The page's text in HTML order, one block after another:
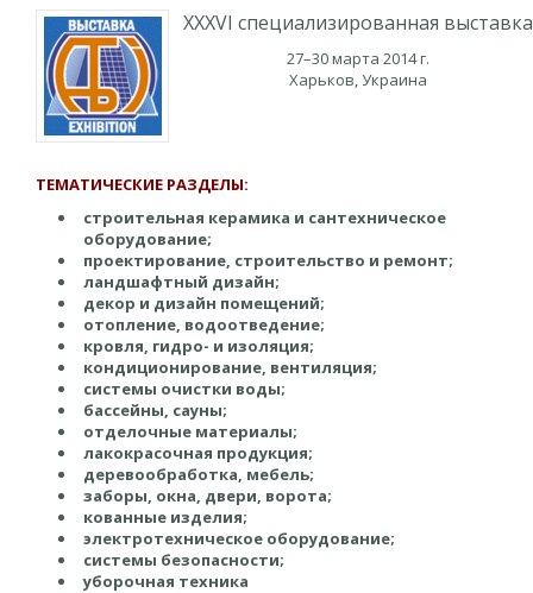
XXXVI специализированная выставка
27–30 марта 2014 г.
Харьков, Украина
ТЕМАТИЧЕСКИЕ РАЗДЕЛЫ:
строительная керамика и сантехническое
оборудование;
проектирование, строительство и ремонт;
ландшафтный дизайн;
декор и дизайн помещений;
отопление, водоотведение;
кровля, гидро- и изоляция;
кондиционирование, вентиляция;
системы очистки воды;
бассейны, сауны;
отделочные материалы;
лакокрасочная продукция;
деревообработка, мебель;
заборы, окна, двери, ворота;
кованные изделия;
электротехническое оборудование;
системы безопасности;
уборочная техника